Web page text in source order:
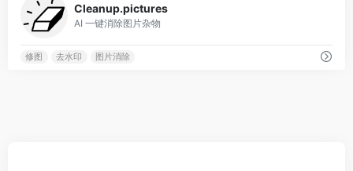
Cleanup.pictures
AI 一键消除图片杂物
修图 去水印 图片消除